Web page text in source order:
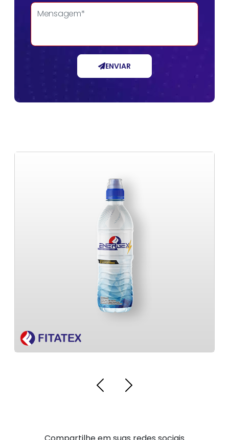
ENVIAR
Rótulo sleeve
Etiquetas Adesivas Para